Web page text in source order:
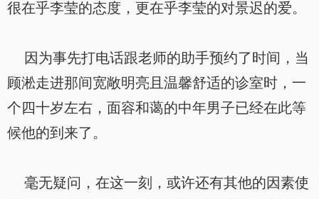
很在乎李莹的态度，更在乎李莹的对景迟的爱。
因为事先打电话跟老师的助手预约了时间，当
顾淞走进那间宽敞明亮且温馨舒适的诊室时，一
个四十岁左右，面容和蔼的中年男子已经在此等
候他的到来了。
毫无疑问，在这一刻，或许还有其他的因素使